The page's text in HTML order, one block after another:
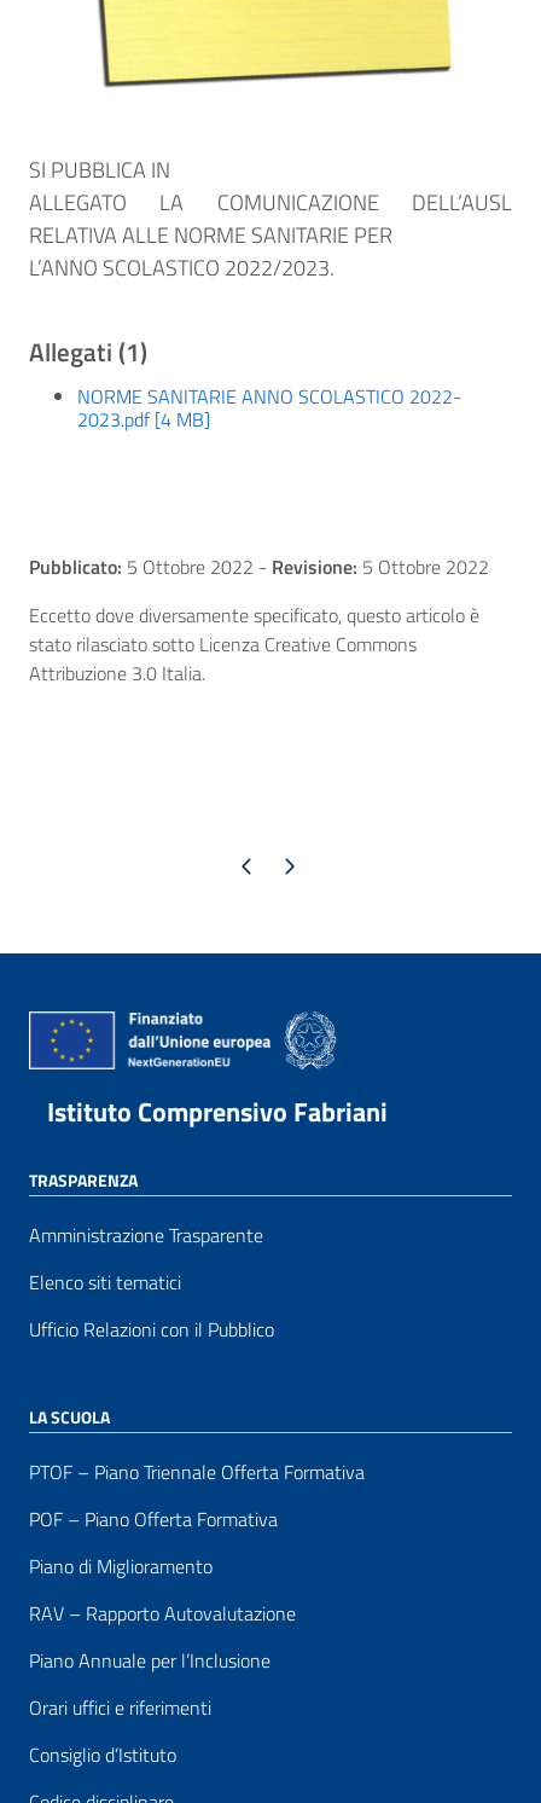
SI PUBBLICA IN
ALLEGATO LA COMUNICAZIONE DELL’AUSL
RELATIVA ALLE NORME SANITARIE PER
L’ANNO SCOLASTICO 2022/2023.
Allegati (1)
NORME SANITARIE ANNO SCOLASTICO 2022-
2023.pdf [4 MB]
Pubblicato: 5 Ottobre 2022 - Revisione: 5 Ottobre 2022
Eccetto dove diversamente specificato, questo articolo è
stato rilasciato sotto Licenza Creative Commons
Attribuzione 3.0 Italia.
Pagina precedente
Pagina successiva
Istituto Comprensivo Fabriani
TRASPARENZA
Amministrazione Trasparente
Elenco siti tematici
Ufficio Relazioni con il Pubblico
LA SCUOLA
PTOF – Piano Triennale Offerta Formativa
POF – Piano Offerta Formativa
Piano di Miglioramento
RAV – Rapporto Autovalutazione
Piano Annuale per l’Inclusione
Orari uffici e riferimenti
Consiglio d’Istituto